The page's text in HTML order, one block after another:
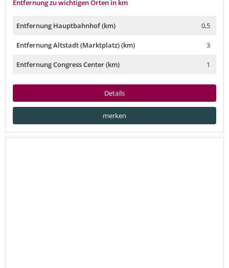
Entfernung zu wichtigen Orten in km
Entfernung Hauptbahnhof (km) 0,5
Entfernung Altstadt (Marktplatz) (km) 3
Entfernung Congress Center (km) 1
Details
merken